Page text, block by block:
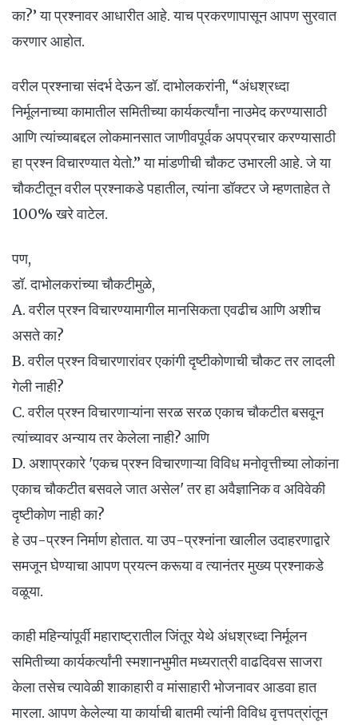
का?’ या प्रश्नावर आधारीत आहे. याच प्रकरणापासून आपण सुरवात
करणार आहोत.
वरील प्रश्नाचा संदर्भ देऊन डॉ. दाभोलकरांनी, “अंधश्रध्दा
निर्मूलनाच्या कामातील समितीच्या कार्यकर्त्यांना नाउमेद करण्यासाठी
आणि त्यांच्याबद्दल लोकमानसात जाणीवपूर्वक अपप्रचार करण्यासाठी
हा प्रश्न विचारण्यात येतो.” या मांडणीची चौकट उभारली आहे. जे या
चौकटीतून वरील प्रश्नाकडे पहातील, त्यांना डॉक्टर जे म्हणताहेत ते
100% खरे वाटेल.
पण,
डॉ. दाभोलकरांच्या चौकटीमुळे,
A. वरील प्रश्न विचारण्यामागील मानसिकता एवढीच आणि अशीच
असते का?
B. वरील प्रश्न विचारणारांवर एकांगी दृष्टीकोणाची चौकट तर लादली
गेली नाही?
C. वरील प्रश्न विचारणाऱ्यांना सरळ सरळ एकाच चौकटीत बसवून
त्यांच्यावर अन्याय तर केलेला नाही? आणि
D. अशाप्रकारे 'एकच प्रश्न विचारणाऱ्या विविध मनोवृत्तीच्या लोकांना
एकाच चौकटीत बसवले जात असेल' तर हा अवैज्ञानिक व अविवेकी
दृष्टीकोण नाही का?
हे उप-प्रश्न निर्माण होतात. या उप-प्रश्नांना खालील उदाहरणाद्वारे
समजून घेण्याचा आपण प्रयत्न करूया व त्यानंतर मुख्य प्रश्नाकडे
वळूया.
काही महिन्यांपूर्वी महाराष्ट्रातील जिंतूर येथे अंधश्रध्दा निर्मूलन
समितीच्या कार्यकर्त्यांनी स्मशानभुमीत मध्यरात्री वाढदिवस साजरा
केला तसेच त्यावेळी शाकाहारी व मांसाहारी भोजनावर आडवा हात
मारला. आपण केलेल्या या कार्याची बातमी त्यांनी विविध वृत्तपत्रांतून